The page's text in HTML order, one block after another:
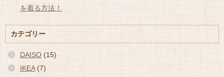
を着る方法！
カテゴリー
DAISO (15)
IKEA(7)